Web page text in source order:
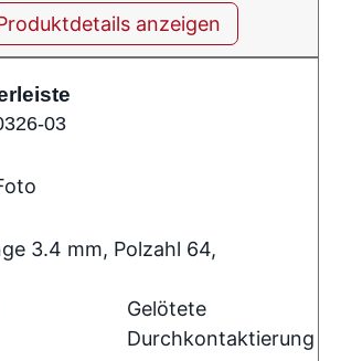
anzeigen
03
3.4 mm, Polzahl 64,
Gelötete
Durchkontaktierung